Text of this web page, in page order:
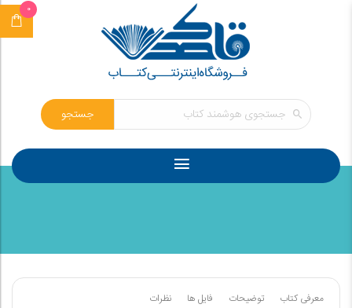
0
جستجو
معرفی کتاب توضیحات فایل ها نظرات